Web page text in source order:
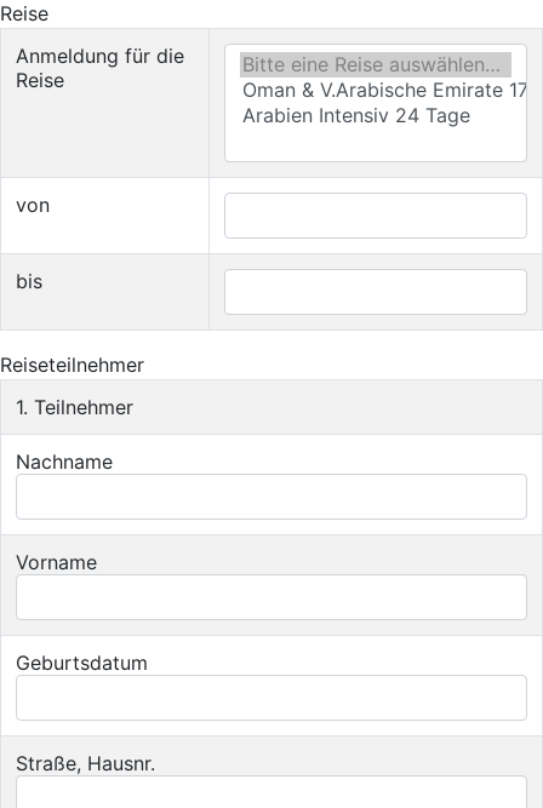
Reise
Anmeldung für die
Reise
von
bis
Reiseteilnehmer
1. Teilnehmer
Nachname
Vorname
Geburtsdatum
Straße, Hausnr.